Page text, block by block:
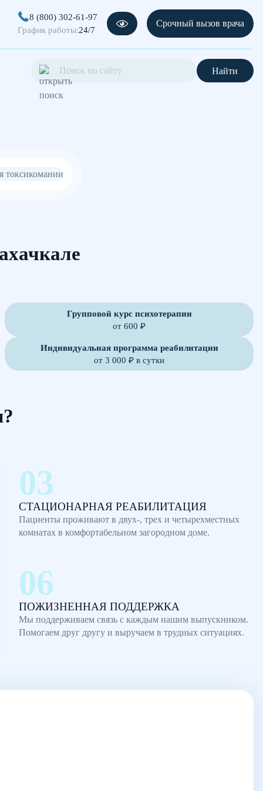
8 (800) 302-61-97
График работы:24/7
Срочный вызов врача
Найти
Групповой курс психотерапии
от 600 ₽
Индивидуальная программа реабилитации
от 3 000 ₽ в сутки
СТАЦИОНАРНАЯ РЕАБИЛИТАЦИЯ
Пациенты проживают в двух-, трех и четырехместных
комнатах в комфортабельном загородном доме.
ПОЖИЗНЕННАЯ ПОДДЕРЖКА
Мы поддерживаем связь с каждым нашим выпускником.
Помогаем друг другу и выручаем в трудных ситуациях.